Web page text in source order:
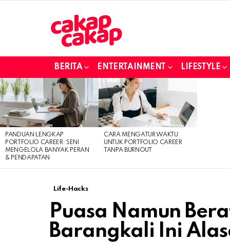
BERITA ENTERTAINMENT LIFESTYLE
LATEST
STORIES
PANDUAN LENGKAP
PORTFOLIO CAREER: SENI
MENGELOLA BANYAK PERAN
& PENDAPATAN
CARA MENGATUR WAKTU
UNTUK PORTFOLIO CAREER
TANPA BURNOUT
Life-Hacks
Puasa Namun
Barangkali Ini